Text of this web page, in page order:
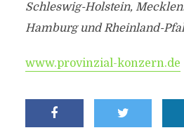
Schleswig-Holstein,
Hamburg und Rheinland-
www.provinzial-konzern.de